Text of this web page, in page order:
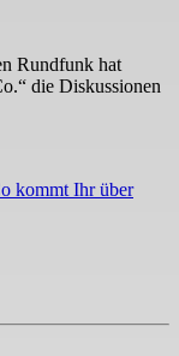
Rundfunk hat
die Diskussionen
kommt Ihr über